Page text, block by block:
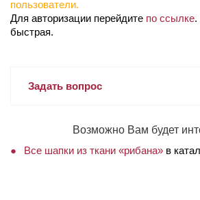
пользователи.
Для авторизации перейдите по ссылке.
быстрая.
Задать вопрос
Возможно Вам будет
Все шапки из ткани «рибана» в